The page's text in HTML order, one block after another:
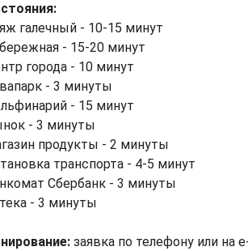
галечный - 10-15 минут
- 15-20 минут
города - 10 минут
- 3 минуты
- 15 минут
- 3 минуты
продукты - 2 минуты
транспорта - 4-5 минут
Сбербанк - 3 минуты
- 3 минуты
заявка по телефону или на